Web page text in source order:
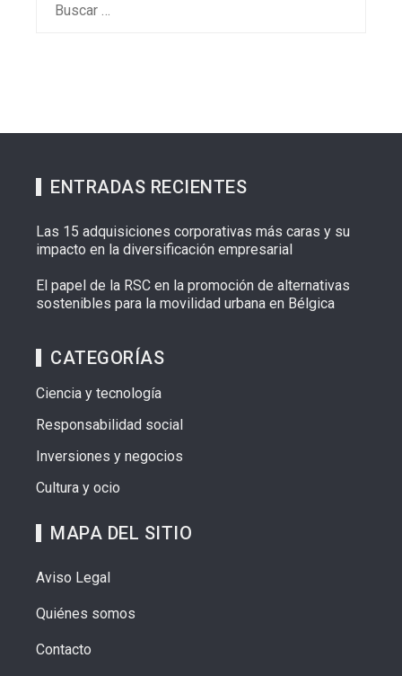
ENTRADAS RECIENTES
Las 15 adquisiciones corporativas más caras y su
impacto en la diversificación empresarial
El papel de la RSC en la promoción de alternativas
sostenibles para la movilidad urbana en Bélgica
CATEGORÍAS
Ciencia y tecnología
Responsabilidad social
Inversiones y negocios
Cultura y ocio
MAPA DEL SITIO
Aviso Legal
Quiénes somos
Contacto